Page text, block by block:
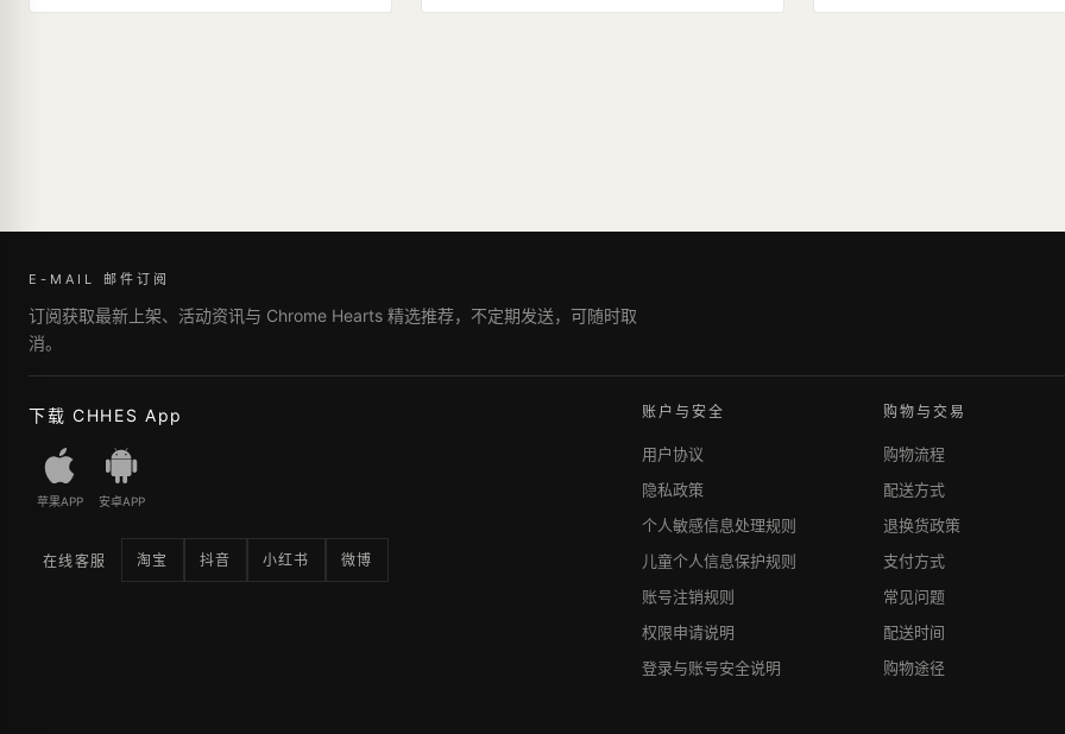
E-MAIL 邮件订阅
订阅获取最新上架、活动资讯与 Chrome Hearts 精选推荐，不定期发送，可随时取
消。
下载 CHHES App
苹果APP 安卓APP
在线客服 淘宝 抖音 小红书 微博
账户与安全
用户协议
隐私政策
个人敏感信息处理规则
儿童个人信息保护规则
账号注销规则
权限申请说明
登录与账号安全说明
购物与交易
购物流程
配送方式
退换货政策
支付方式
常见问题
配送时间
购物途径